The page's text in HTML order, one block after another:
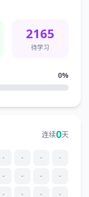
2165
待学习
0%
连续0天
- - - -
- - - -
- - - -